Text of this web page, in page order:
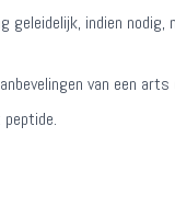
geleidelijk, indien
van een